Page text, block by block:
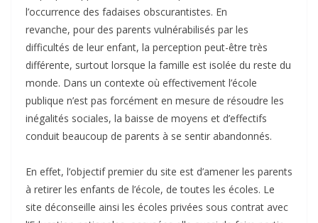
l’occurrence des fadaises obscurantistes. En
revanche, pour des parents vulnérabilisés par les
difficultés de leur enfant, la perception peut-être très
différente, surtout lorsque la famille est isolée du reste du
monde. Dans un contexte où effectivement l’école
publique n’est pas forcément en mesure de résoudre les
inégalités sociales, la baisse de moyens et d’effectifs
conduit beaucoup de parents à se sentir abandonnés.
En effet, l’objectif premier du site est d’amener les parents
à retirer les enfants de l’école, de toutes les écoles. Le
site déconseille ainsi les écoles privées sous contrat avec